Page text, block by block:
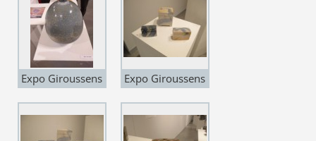
Expo Giroussens
Martin
Barnsdale"
Expo Giroussens
Martin
Barnsdale"